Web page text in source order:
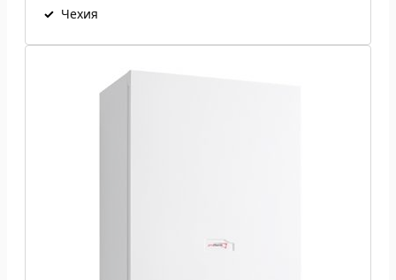
✓ Чехия